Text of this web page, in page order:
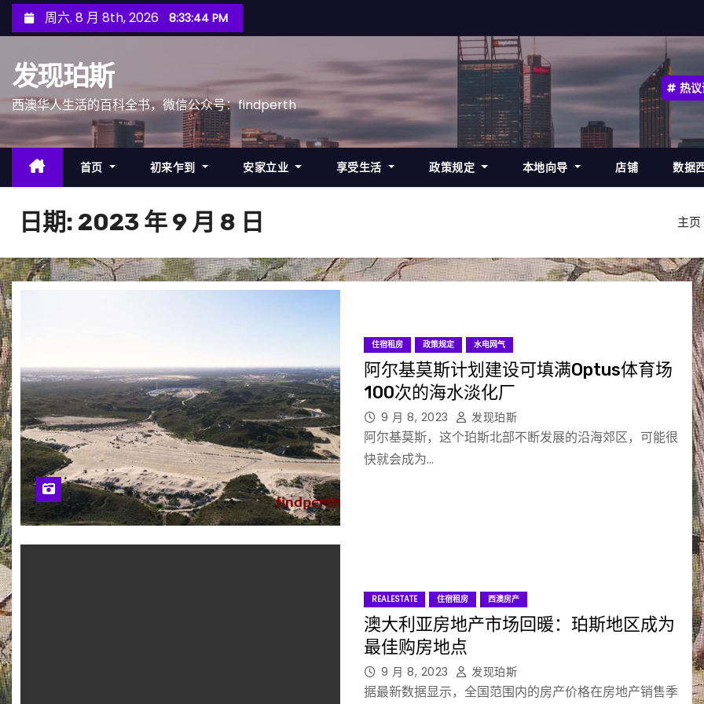
至
周六. 8 月 8th, 2026 8:33:47 PM
发现珀斯
西澳华人生活的百科全书，微信公众号：findperth
热
首页 初来乍到 安家立业 享受生活 政策规定 本地向导 店铺 数据
日期: 2023 年 9 月 8 日 主页
住宿租房 政策规定 水电网气
阿尔基莫斯计划建设可填满Optus体育场
100次的海水淡化厂
9 月 8, 2023 发现珀斯
阿尔基莫斯，这个珀斯北部不断发展的沿海郊区，可能很
快就会成为…
REALESTATE 住宿租房 西澳房产
澳大利亚房地产市场回暖：珀斯地区成为
最佳购房地点
9 月 8, 2023 发现珀斯
据最新数据显示，全国范围内的房产价格在房地产销售季